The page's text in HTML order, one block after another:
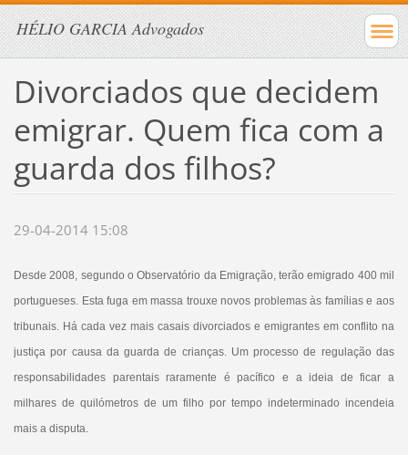
HÉLIO GARCIA Advogados
Divorciados que decidem
emigrar. Quem fica com a
guarda dos filhos?
29-04-2014 15:08
Desde 2008, segundo o Observatório da Emigração, terão emigrado 400 mil
portugueses. Esta fuga em massa trouxe novos problemas às famílias e aos
tribunais. Há cada vez mais casais divorciados e emigrantes em conflito na
justiça por causa da guarda de crianças. Um processo de regulação das
responsabilidades parentais raramente é pacífico e a ideia de ficar a
milhares de quilómetros de um filho por tempo indeterminado incendeia
mais a disputa.